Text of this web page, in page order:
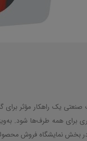
یک راهکار مؤثر برای
برای همه طرف‌ها شود.
نمایشگاه فروش محصولات و